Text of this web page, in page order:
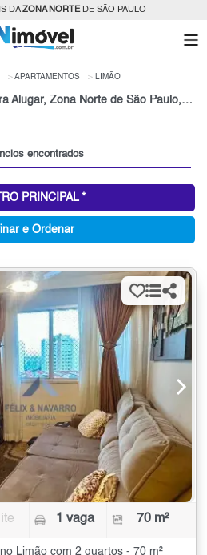
DAZONA NORTEDE SÃO PAULO
APARTAMENTOS LIMÃO
Apartamentos no Limão para Alugar, Zona Norte de São Paulo, SP
encontrados
PRINCIPAL *
e Ordenar
1 vaga 70 m²
Limão com 2 quartos - 70 m²